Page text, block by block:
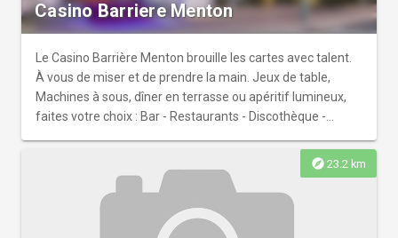
Casino Barriere Menton
Le Casino Barrière Menton brouille les cartes avec talent.
À vous de miser et de prendre la main. Jeux de table,
Machines à sous, dîner en terrasse ou apéritif lumineux,
faites votre choix : Bar - Restaurants - Discothèque -
explore 23.2 km